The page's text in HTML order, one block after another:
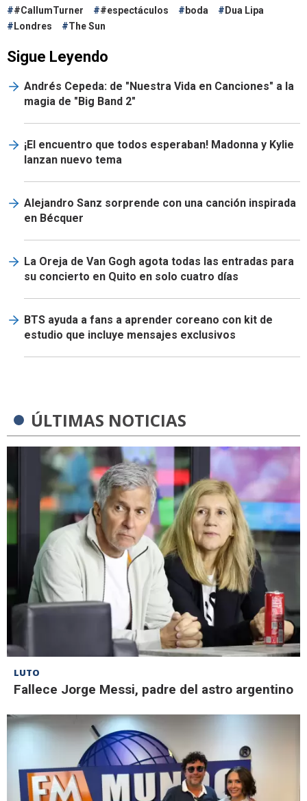
#CallumTurner #espectáculos boda
Dua Lipa
Londres
The Sun
Sigue Leyendo
Andrés Cepeda: de "Nuestra Vida en Canciones" a la
magia de "Big Band 2"
¡El encuentro que todos esperaban! Madonna y Kylie
lanzan nuevo tema
Alejandro Sanz sorprende con una canción inspirada
en Bécquer
La Oreja de Van Gogh agota todas las entradas para
su concierto en Quito en solo cuatro días
BTS ayuda a fans a aprender coreano con kit de
estudio que incluye mensajes exclusivos
ÚLTIMAS NOTICIAS
LUTO
Fallece Jorge Messi, padre del astro argentino